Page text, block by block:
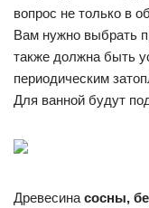
вопрос не только в
Вам нужно выбрать
также должна быть
периодическим
Для ванной будут
Древесина сосны,